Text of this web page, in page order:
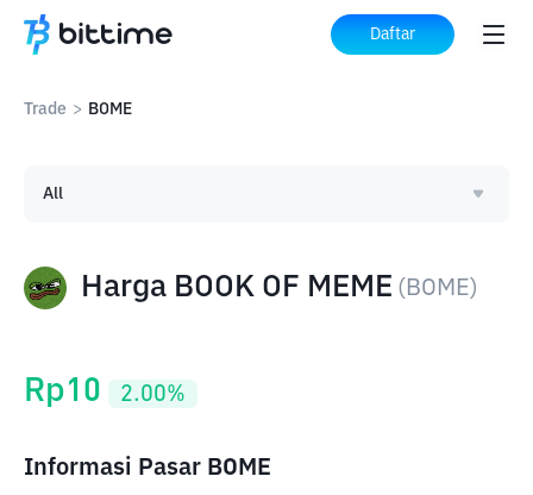
Daftar
Trade > BOME
Harga BOOK OF MEME ( BOME)
All
Rp10 2.00%
Informasi Pasar BOME